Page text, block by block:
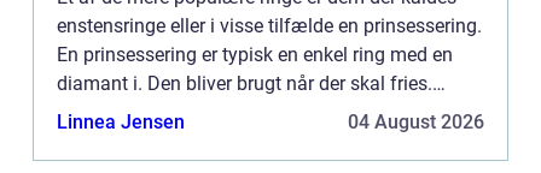
enstensringe eller i visse tilfælde en prinsessering.
En prinsessering er typisk en enkel ring med en
diamant i. Den bliver brugt når der skal fries.
Senere kan man skifte stenen ud med...
Linnea Jensen 04 August 2026